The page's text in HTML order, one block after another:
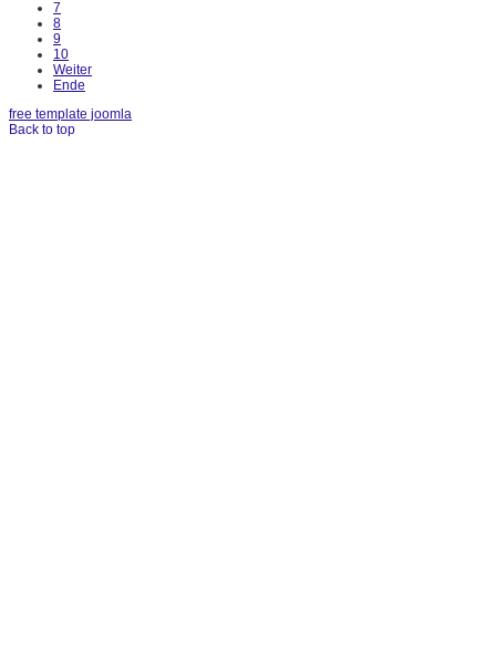
7
8
9
10
Weiter
Ende
free template joomla
Back to top